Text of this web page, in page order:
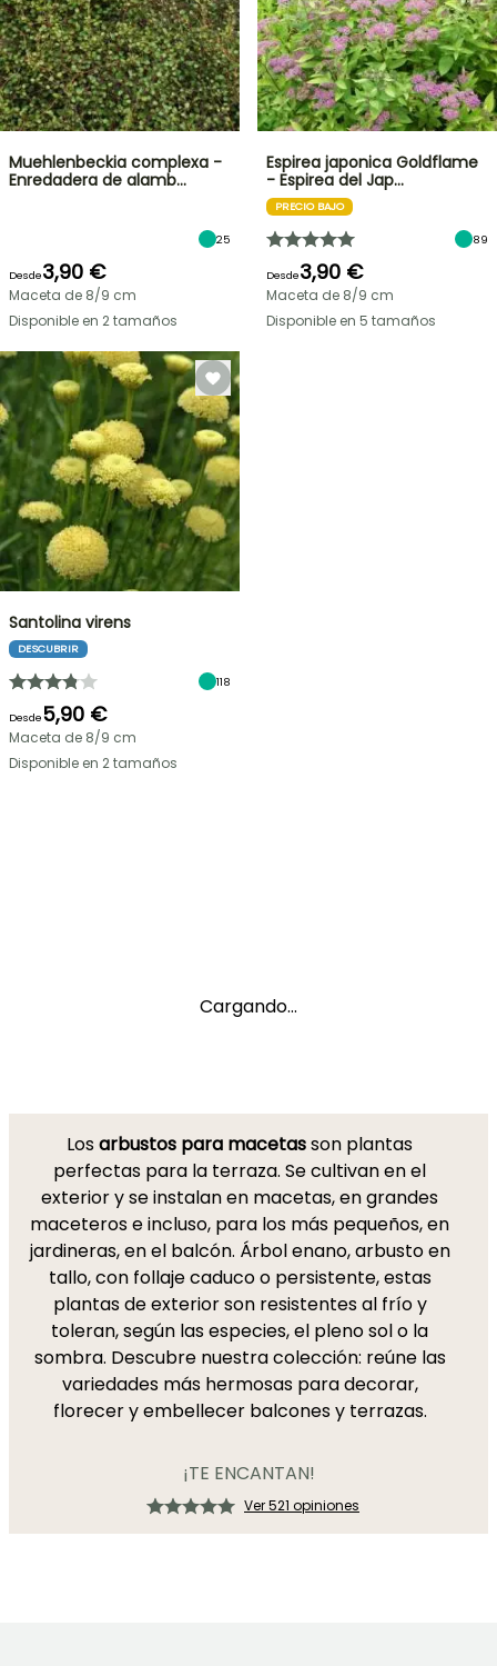
Muehlenbeckia complexa -
Enredadera de alamb…
25
Desde3,90 €
Maceta de 8/9 cm
Disponible en 2 tamaños
Espirea japonica Goldflame
- Espirea del Jap…
PRECIO BAJO
89
Desde3,90 €
Maceta de 8/9 cm
Disponible en 5 tamaños
Santolina virens
DESCUBRIR
118
Desde5,90 €
Maceta de 8/9 cm
Disponible en 2 tamaños
Cargando...
Losarbustos para macetasson plantas
perfectas para la terraza. Se cultivan en el
exterior y se instalan en macetas, en grandes
maceteros e incluso, para los más pequeños, en
jardineras, en el balcón. Árbol enano, arbusto en
tallo, con follaje caduco o persistente, estas
plantas de exterior son resistentes al frío y
toleran, según las especies, el pleno sol o la
sombra. Descubre nuestra colección: reúne las
variedades más hermosas para decorar,
florecer y embellecer balcones y terrazas.
¡TE ENCANTAN!
Ver 521 opiniones